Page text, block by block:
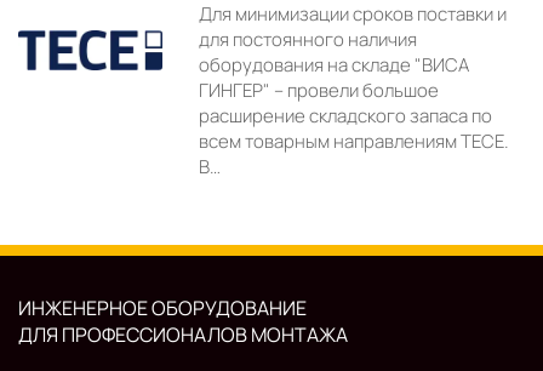
Для минимизации сроков поставки и
для постоянного наличия
оборудования на складе "ВИСА
ГИНГЕР" – провели большое
расширение складского запаса по
всем товарным направлениям TECE.
В…
ИНЖЕНЕРНОЕ ОБОРУДОВАНИЕ
ДЛЯ ПРОФЕССИОНАЛОВ МОНТАЖА